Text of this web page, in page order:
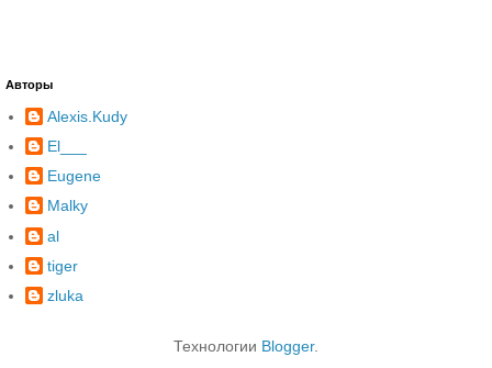
Авторы
Alexis.Kudy
El___
Eugene
Malky
al
tiger
zluka
Технологии Blogger.